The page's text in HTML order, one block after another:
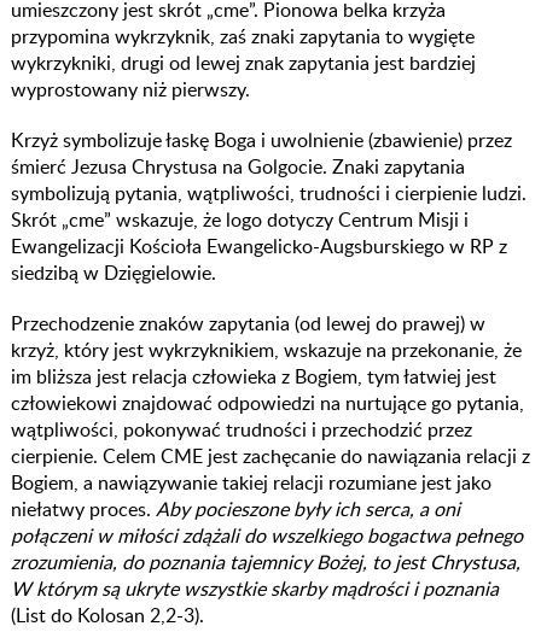
umieszczony jest skrót „cme”. Pionowa belka krzyża
przypomina wykrzyknik, zaś znaki zapytania to wygięte
wykrzykniki, drugi od lewej znak zapytania jest bardziej
wyprostowany niż pierwszy.
Krzyż symbolizuje łaskę Boga i uwolnienie (zbawienie) przez
śmierć Jezusa Chrystusa na Golgocie. Znaki zapytania
symbolizują pytania, wątpliwości, trudności i cierpienie ludzi.
Skrót „cme” wskazuje, że logo dotyczy Centrum Misji i
Ewangelizacji Kościoła Ewangelicko-Augsburskiego w RP z
siedzibą w Dzięgielowie.
Przechodzenie znaków zapytania (od lewej do prawej) w
krzyż, który jest wykrzyknikiem, wskazuje na przekonanie, że
im bliższa jest relacja człowieka z Bogiem, tym łatwiej jest
człowiekowi znajdować odpowiedzi na nurtujące go pytania,
wątpliwości, pokonywać trudności i przechodzić przez
cierpienie. Celem CME jest zachęcanie do nawiązania relacji z
Bogiem, a nawiązywanie takiej relacji rozumiane jest jako
niełatwy proces. Aby pocieszone były ich serca, a oni
połączeni w miłości zdążali do wszelkiego bogactwa pełnego
zrozumienia, do poznania tajemnicy Bożej, to jest Chrystusa,
W którym są ukryte wszystkie skarby mądrości i poznania
(List do Kolosan 2,2-3).